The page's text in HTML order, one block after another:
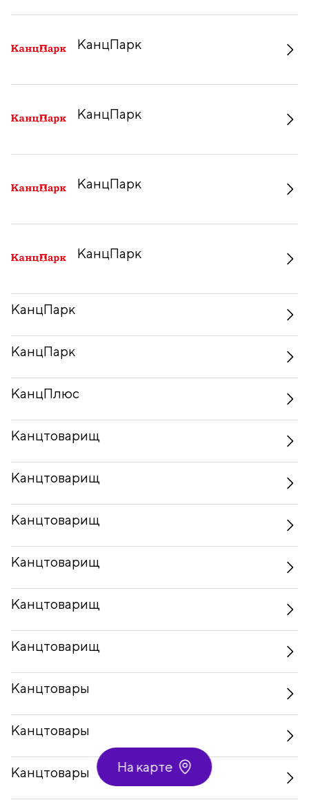
На карте
КанцПарк
КанцПарк
КанцПарк
КанцПарк
КанцПарк
КанцПарк
КанцПлюс
Канцтоварищ
Канцтоварищ
Канцтоварищ
Канцтоварищ
Канцтоварищ
Канцтоварищ
Канцтовары
Канцтовары
Канцтовары